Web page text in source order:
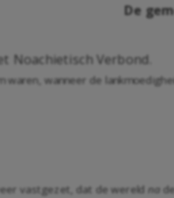
De
Noachietisch Verbond.
waren, wanneer de
vastgezet, dat de wereld na